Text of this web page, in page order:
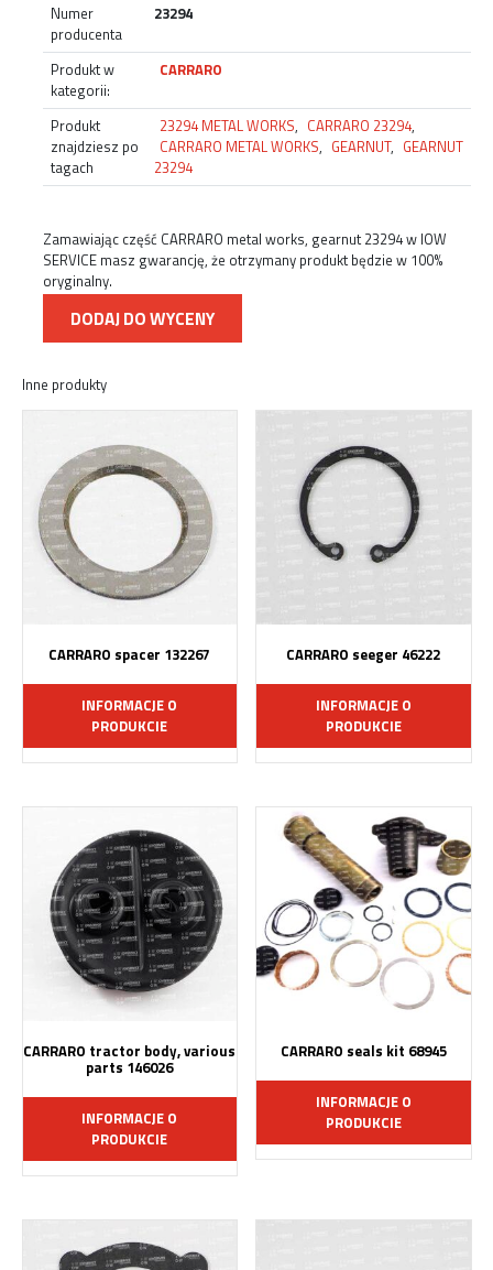
Numer
producenta
23294
Produkt w
kategorii:
CARRARO
Produkt
znajdziesz po
tagach
23294 METAL WORKS, CARRARO 23294,
CARRARO METAL WORKS, GEARNUT, GEARNUT
23294
Zamawiając część CARRARO metal works, gearnut 23294 w IOW
SERVICE masz gwarancję, że otrzymany produkt będzie w 100%
oryginalny.
DODAJ DO WYCENY
Inne produkty
CARRARO spacer 132267
INFORMACJE O
PRODUKCIE
CARRARO seeger 46222
INFORMACJE O
PRODUKCIE
CARRARO tractor body, various
parts 146026
INFORMACJE O
PRODUKCIE
CARRARO seals kit 68945
INFORMACJE O
PRODUKCIE